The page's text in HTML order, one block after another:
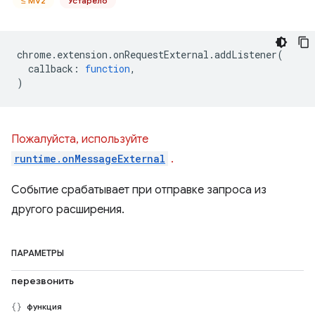
chrome. extension .onRequestExternal .addListener(
callback : function,
)
Пожалуйста, используйте
runtime.onMessageExternal .
Событие срабатывает при отправке запроса из
другого расширения.
ПАРАМЕТРЫ
перезвонить
функция